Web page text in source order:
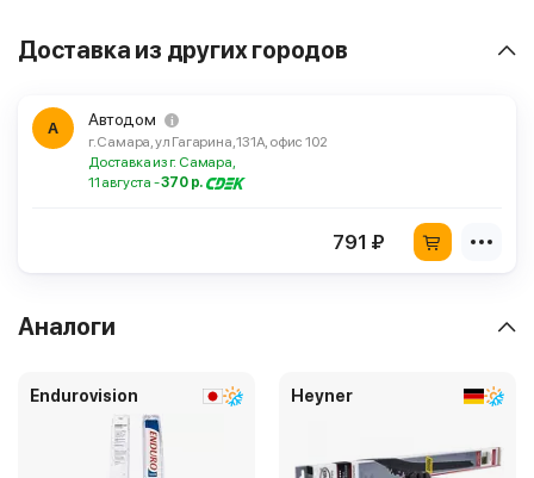
Доставка из других городов
А Автодом
г. Самара, ул Гагарина, 131А, офис 102
Доставка из г. Самара,
11 августа -370 р.
791 ₽
Аналоги
Endurovision Heyner